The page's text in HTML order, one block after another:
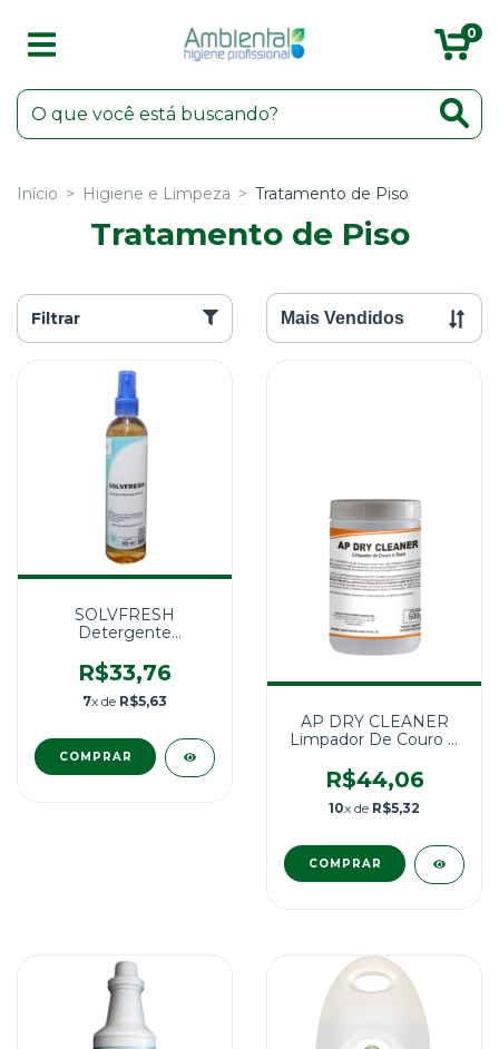
0
Início > Higiene e Limpeza > Tratamento de Piso
Tratamento de Piso
Filtrar
SOLVFRESH
Detergente
300ml
R$33,76
7x de R$5,63
AP DRY CLEANER
Limpador De Couro A
R$44,06
10x de R$5,32